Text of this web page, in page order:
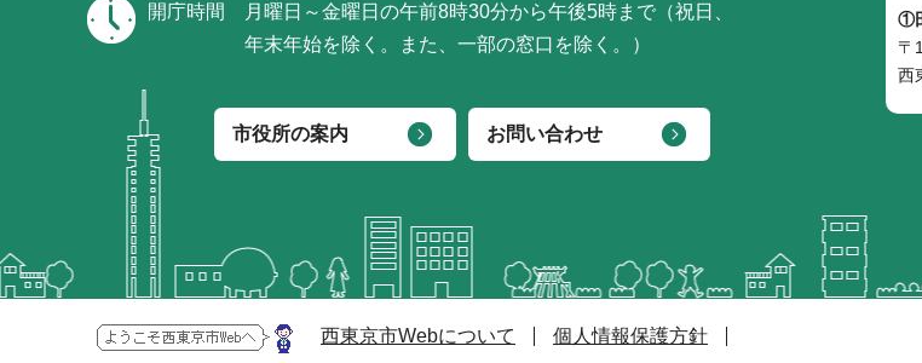
開庁時間
月曜日～金曜日の午前8時30分から午後5時まで（祝日、
年末年始を除く。また、一部の窓口を除く。）
市役所の案内 お問い合わせ
①
〒
西
西東京市Webについて 個人情報保護方針